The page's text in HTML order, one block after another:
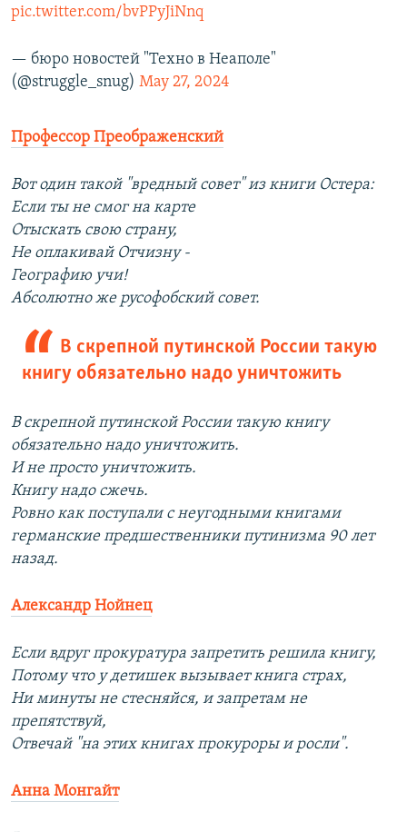
pic.twitter.com/bvPPyJiNnq
— бюро новостей "Техно в Неаполе"
(@struggle_snug) May 27, 2024
Профессор Преображенский
Вот один такой "вредный совет" из книги Остера:
Если ты не смог на карте
Отыскать свою страну,
Не оплакивай Отчизну -
Географию учи!
Абсолютно же русофобский совет.
В скрепной путинской России такую
книгу обязательно надо уничтожить
В скрепной путинской России такую книгу
обязательно надо уничтожить.
И не просто уничтожить.
Книгу надо сжечь.
Ровно как поступали с неугодными книгами
германские предшественники путинизма 90 лет
назад.
Александр Нойнец
Если вдруг прокуратура запретить решила книгу,
Потому что у детишек вызывает книга страх,
Ни минуты не стесняйся, и запретам не
препятствуй,
Отвечай "на этих книгах прокуроры и росли".
Анна Монгайт